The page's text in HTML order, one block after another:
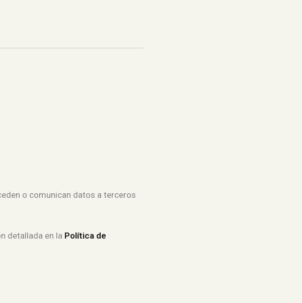
o comunican datos a terceros
detallada en la Política de